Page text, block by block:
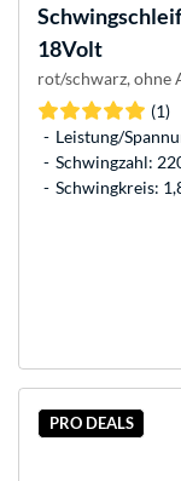
18Volt
rot/schwarz, ohne
(1)
Leistung/
Schwingzahl:
Schwingkreis:
PRO DEALS